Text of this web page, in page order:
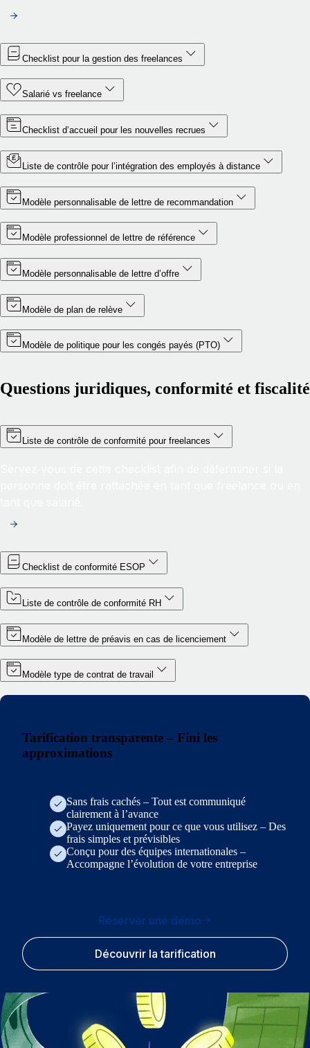
Checklist pour la gestion des freelances
Salarié vs freelance
Checklist d’accueil pour les nouvelles recrues
Liste de contrôle pour l’intégration des employés à distance
Modèle personnalisable de lettre de recommandation
Modèle professionnel de lettre de référence
Modèle personnalisable de lettre d’offre
Modèle de plan de relève
Modèle de politique pour les congés payés (PTO)
Questions juridiques, conformité et fiscalité
Liste de contrôle de conformité pour freelances
Checklist de conformité ESOP
Liste de contrôle de conformité RH
Modèle de lettre de préavis en cas de licenciement
Modèle type de contrat de travail
Tarification transparente – Fini les
approximations
Sans frais cachés – Tout est communiqué
clairement à l’avance
Payez uniquement pour ce que vous utilisez – Des
frais simples et prévisibles
Conçu pour des équipes internationales –
Accompagne l’évolution de votre entreprise
Réserver une démo
Découvrir la tarification